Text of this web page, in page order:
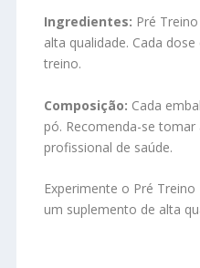
Ingredientes: Pré
alta qualidade. Cada
treino.
Composição: Cada
pó. Recomenda-se
profissional de saúde.
Experimente o Pré
um suplemento de alta